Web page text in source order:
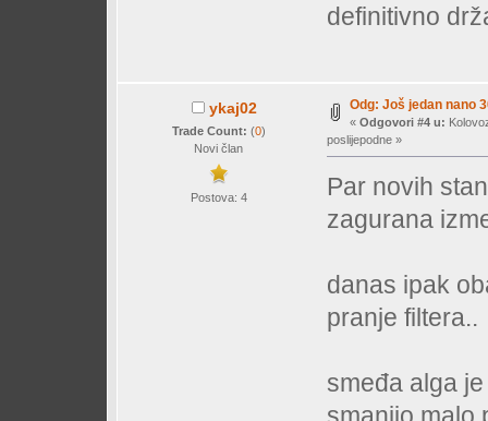
definitivno
ykaj02
Trade Count: (0)
Novi član
Postova: 4
Odg: Još jedan nano
« Odgovori #4 u:
poslijepodne »
Par novih
zagurana
danas ipak
pranje filtera..
smeđa alga